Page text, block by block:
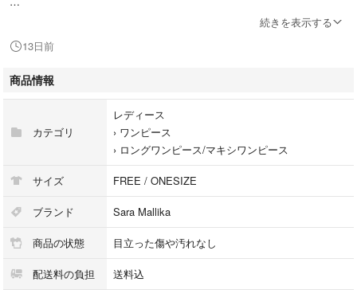
コットンガーゼ レーススリーブドレス サイドレース
裏地なし スリットあり 伸縮性なし 透け感あり
合いが魅力のワンピースです。鮮やかなライムグリーンの色味が美しく、
これからの季節のコーディネートを華やかに彩ります。
インド製のコットン100%素材を使用しており、柔らかな肌触りと軽やか
な着心地が特徴です。繊細なレースワークが胸元や袖、裾にあしらわれて
おり、ブランド特有のヴィンテージ感漂うディテールが洗練された印象を
ゆったりとしたシルエットで体型を拾いにくく、一枚で様になるデザイン
です。インナーにパンツを合わせるレイヤードスタイルもおすすめです。
続きを表示する
13日前
商品情報
カテゴリ
レディース
› ワンピース
› ロングワンピース/マキシワンピース
サイズ FREE / ONESIZE
ブランド Sara Mallika
商品の状態 目立った傷や汚れなし
配送料の負担 送料込